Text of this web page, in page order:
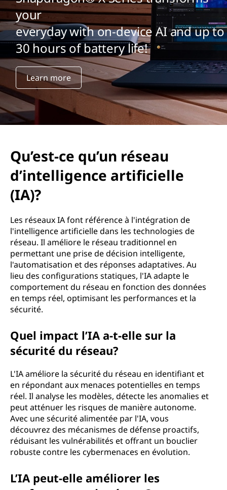
’
u
n
r
é
n
your
everyday with on-device AI and up to
30 hours of battery life!
Learn more
Qu’est-ce qu’un réseau
d’intelligence artificielle
(IA)?
Les réseaux IA font référence à l'intégration de
l'intelligence artificielle dans les technologies de
réseau. Il améliore le réseau traditionnel en
permettant une prise de décision intelligente,
l'automatisation et des réponses adaptatives. Au
lieu des configurations statiques, l'IA adapte le
comportement du réseau en fonction des données
en temps réel, optimisant les performances et la
sécurité.
Quel impact l’IA a-t-elle sur la
sécurité du réseau?
L'IA améliore la sécurité du réseau en identifiant et
en répondant aux menaces potentielles en temps
réel. Il analyse les modèles, détecte les anomalies et
peut atténuer les risques de manière autonome.
Avec une sécurité alimentée par l'IA, vous
découvrez des mécanismes de défense proactifs,
réduisant les vulnérabilités et offrant un bouclier
robuste contre les cybermenaces en évolution.
L’IA peut-elle améliorer les